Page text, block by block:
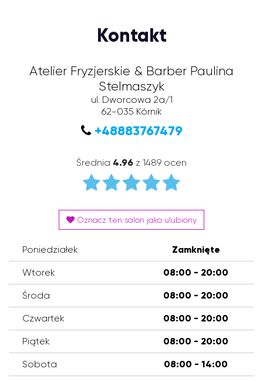
Kontakt
Atelier Fryzjerskie & Barber Paulina
Stelmaszyk
ul. Dworcowa 2a/1
62-035 Kórnik
+48883767479
Średnia 4.96 z 1489 ocen
Oznacz ten salon jako ulubiony
Poniedziałek Zamknięte
Wtorek 08:00 - 20:00
Środa 08:00 - 20:00
Czwartek 08:00 - 20:00
Piątek 08:00 - 20:00
Sobota 08:00 - 14:00